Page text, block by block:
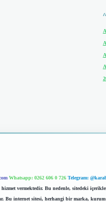
Whatsapp: 0262 606 0 726 Telegram:
vermektedir. Bu nedenle, sitedeki
internet sitesi, herhangi bir marka, kurum